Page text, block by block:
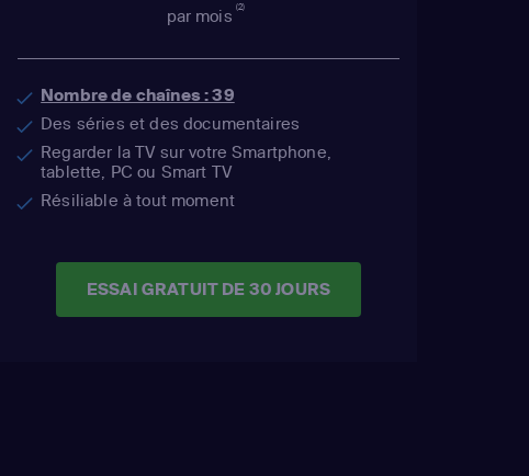
par mois(2)
Nombre de chaînes : 39
Des séries et des documentaires
Regarder la TV sur votre Smartphone,
tablette, PC ou Smart TV
Résiliable à tout moment
ESSAI GRATUIT DE 30 JOURS